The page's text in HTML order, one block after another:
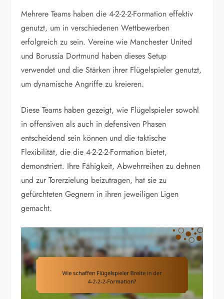
Mehrere Teams haben die 4-2-2-2-Formation effektiv
genutzt, um in verschiedenen Wettbewerben
erfolgreich zu sein. Vereine wie Manchester United
und Borussia Dortmund haben dieses Setup
verwendet und die Stärken ihrer Flügelspieler genutzt,
um dynamische Angriffe zu kreieren.
Diese Teams haben gezeigt, wie Flügelspieler sowohl
in offensiven als auch in defensiven Phasen
entscheidend sein können und die taktische
Flexibilität, die die 4-2-2-2-Formation bietet,
demonstriert. Ihre Fähigkeit, Abwehrreihen zu dehnen
und zur Torerzielung beizutragen, hat sie zu
gefürchteten Gegnern in ihren jeweiligen Ligen
gemacht.